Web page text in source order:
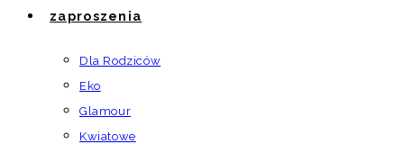
zaproszenia
Dla Rodziców
Eko
Glamour
Kwiatowe